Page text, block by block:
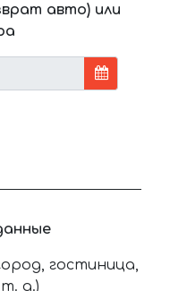
авто) или
гостиница,
д.)